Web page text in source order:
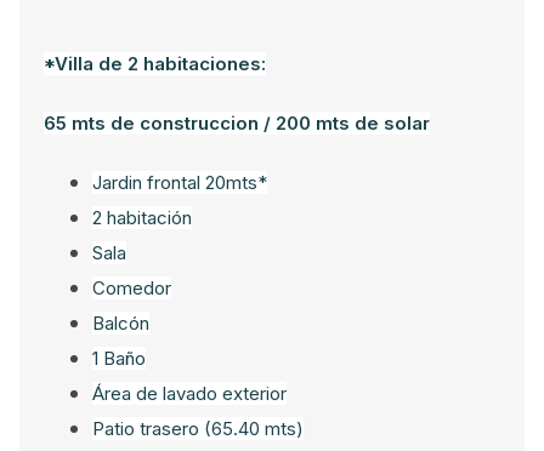
*Villa de 2 habitaciones:
65 mts de construccion / 200 mts de solar
Jardin frontal 20mts*
2 habitación
Sala
Comedor
Balcón
1 Baño
Área de lavado exterior
Patio trasero (65.40 mts)